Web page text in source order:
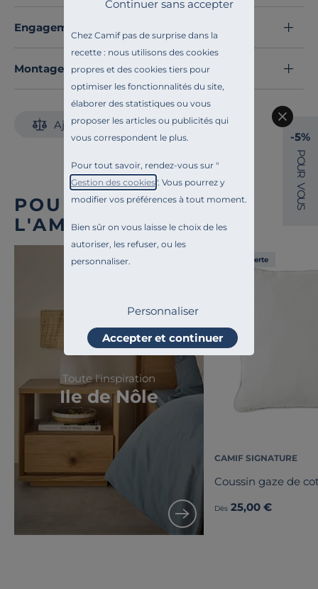
Chez Camif pas de surprise dans la
recette : nous utilisons des cookies
propres et des cookies tiers pour
optimiser les fonctionnalités du site,
élaborer des statistiques ou vous
proposer les articles ou publicités qui
vous correspondent le plus.
Pour tout savoir, rendez-vous sur "
Gestion des cookies". Vous pourrez y
modifier vos préférences à tout moment.
Bien sûr on vous laisse le choix de les
autoriser, les refuser, ou les
personnaliser.
Continuer sans accepter
Personnaliser
Accepter et continuer
Découvrez toute notre sélection :Objets déco à poser
Engagements et traçabilité
Montage et conseils d'entretien
Ajouter au comparateur
POUR COMPLÉTER
L'AMBIANCE
Toute l'inspiration
Ile de Nôle
Liv. offerte
CAMIF SIGNATURE
Coussin gaze de
Dès 25,00 €
-5%
P
O
U
R
V
O
U
S